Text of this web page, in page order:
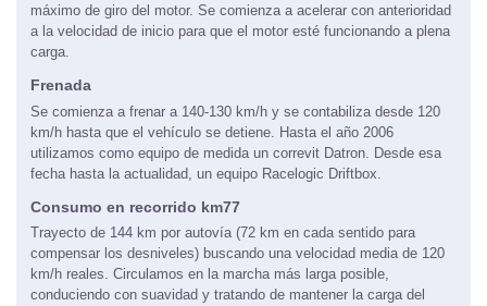
máximo de giro del motor. Se comienza a acelerar con anterioridad
a la velocidad de inicio para que el motor esté funcionando a plena
carga.
Frenada
Se comienza a frenar a 140-130 km/h y se contabiliza desde 120
km/h hasta que el vehículo se detiene. Hasta el año 2006
utilizamos como equipo de medida un correvit Datron. Desde esa
fecha hasta la actualidad, un equipo Racelogic Driftbox.
Consumo en recorrido km77
Trayecto de 144 km por autovía (72 km en cada sentido para
compensar los desniveles) buscando una velocidad media de 120
km/h reales. Circulamos en la marcha más larga posible,
conduciendo con suavidad y tratando de mantener la carga del